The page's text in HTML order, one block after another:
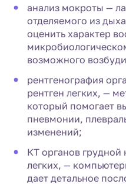
анализ мокроты —
отделяемого из
оценить характер
возможного
рентгенография
рентген легких, —
который помогает
пневмонии,
изменений;
КТ органов грудной
легких, —
дает детальное